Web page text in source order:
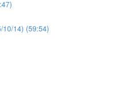
10/14) (59:54)